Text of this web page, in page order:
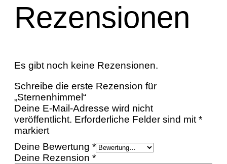
Rezensionen
Es gibt noch keine Rezensionen.
Schreibe die erste Rezension für
„Sternenhimmel“
Deine E-Mail-Adresse wird nicht
veröffentlicht. Erforderliche Felder sind mit*
markiert
Deine Bewertung *
Deine Rezension *